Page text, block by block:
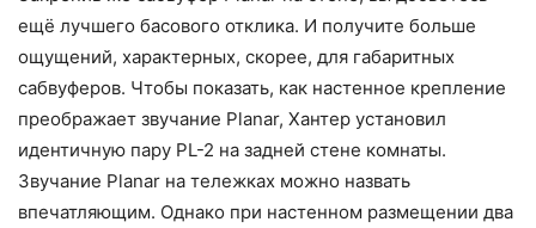
ещё лучшего басового отклика. И получите больше
ощущений, характерных, скорее, для габаритных
сабвуферов. Чтобы показать, как настенное крепление
преображает звучание Planar, Хантер установил
идентичную пару PL-2 на задней стене комнаты.
Звучание Planar на тележках можно назвать
впечатляющим. Однако при настенном размещении два